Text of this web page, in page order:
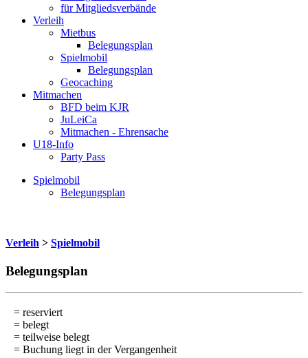
für Mitgliedsverbände
Verleih
Mietbus
Belegungsplan
Spielmobil
Belegungsplan
Geocaching
Mitmachen
BFD beim KJR
JuLeiCa
Mitmachen - Ehrensache
U18-Info
Party Pass
Spielmobil
Belegungsplan
Verleih > Spielmobil
Belegungsplan
= reserviert
= belegt
= teilweise belegt
= Buchung liegt in der Vergangenheit